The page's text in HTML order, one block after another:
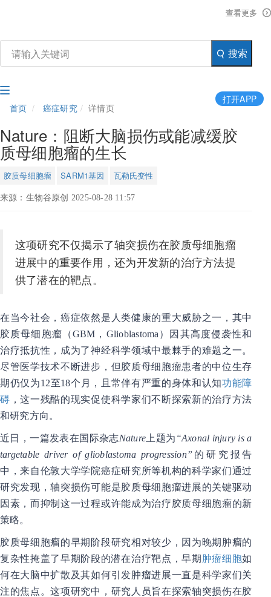
搜索
打开APP
首页 癌症研究 详情页
Nature：阻断大脑损伤或能减缓胶
质母细胞瘤的生长
胶质母细胞瘤 SARM1基因 瓦勒氏变性
来源：生物谷原创 2025-08-28 11:57
这项研究不仅揭示了轴突损伤在胶质母细胞瘤
进展中的重要作用，还为开发新的治疗方法提
供了潜在的靶点。
在当今社会，癌症依然是人类健康的重大威胁之一，其中
胶质母细胞瘤（GBM，Glioblastoma）因其高度侵袭性和
治疗抵抗性，成为了神经科学领域中最棘手的难题之一。
尽管医学技术不断进步，但胶质母细胞瘤患者的中位生存
期仍仅为12至18个月，且常伴有严重的身体和认知功能障
碍 ，这一残酷的现实促使科学家们不断探索新的治疗方法
和研究方向。
近日，一篇发表在国际杂志Nature 上题为 “Axonal injury is a
targetable driver of glioblastoma progression” 的研究报告
中，来自伦敦大学学院癌症研究所等机构的科学家们通过
研究发现，轴突损伤可能是胶质母细胞瘤进展的关键驱动
因素，而抑制这一过程或许能成为治疗胶质母细胞瘤的新
策略。
胶质母细胞瘤的早期阶段研究相对较少，因为晚期肿瘤的
复杂性掩盖了早期阶段的潜在治疗靶点，早期 肿瘤细胞如
何在大脑中扩散及其如何引发肿瘤进展一直是科学家们关
注的焦点。这项研究中，研究人员旨在探索轴突损伤在胶
查看更多
查看更多
查看更多